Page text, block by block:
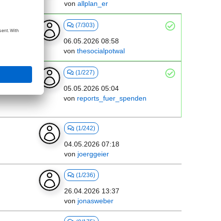
von allplan_er
(7/303)
06.05.2026 08:58
von thesocialpotwal
(1/227)
05.05.2026 05:04
von reports_fuer_spenden
(1/242)
04.05.2026 07:18
von joerggeier
(1/236)
26.04.2026 13:37
von jonasweber